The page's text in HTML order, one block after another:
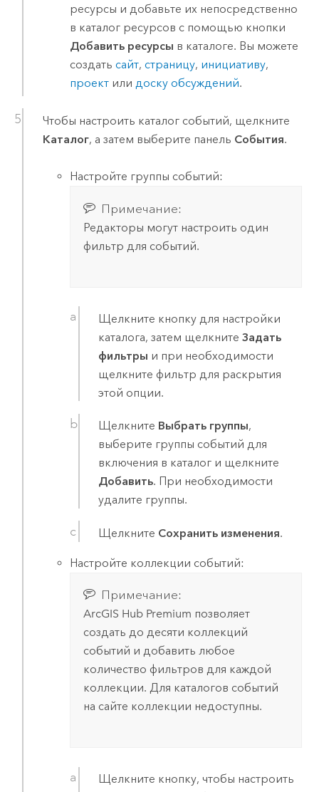
ресурсы и добавьте их непосредственно
в каталог ресурсов с помощью кнопки
Добавить ресурсы в каталоге. Вы можете
создатьсайт,страницу, инициативу,
проект илидоску обсуждений.
Чтобы настроить каталог событий, щелкните
Каталог, а затем выберите панель События.
Настройте группы событий:
Примечание:
Редакторы могут настроить один
фильтр для событий.
Щелкните кнопку для настройки
каталога, затем щелкнитеЗадать
фильтры и при необходимости
щелкните фильтр для раскрытия
этой опции.
Щелкните Выбрать группы,
выберите группы событий для
включения в каталог и щелкните
Добавить. При необходимости
удалите группы.
Щелкните Сохранить изменения.
Настройте коллекции событий:
Примечание:
ArcGIS Hub Premium позволяет
создать до десяти коллекций
событий и добавить любое
количество фильтров для каждой
коллекции. Для каталогов событий
на сайте коллекции недоступны.
Щелкните кнопку, чтобы настроить